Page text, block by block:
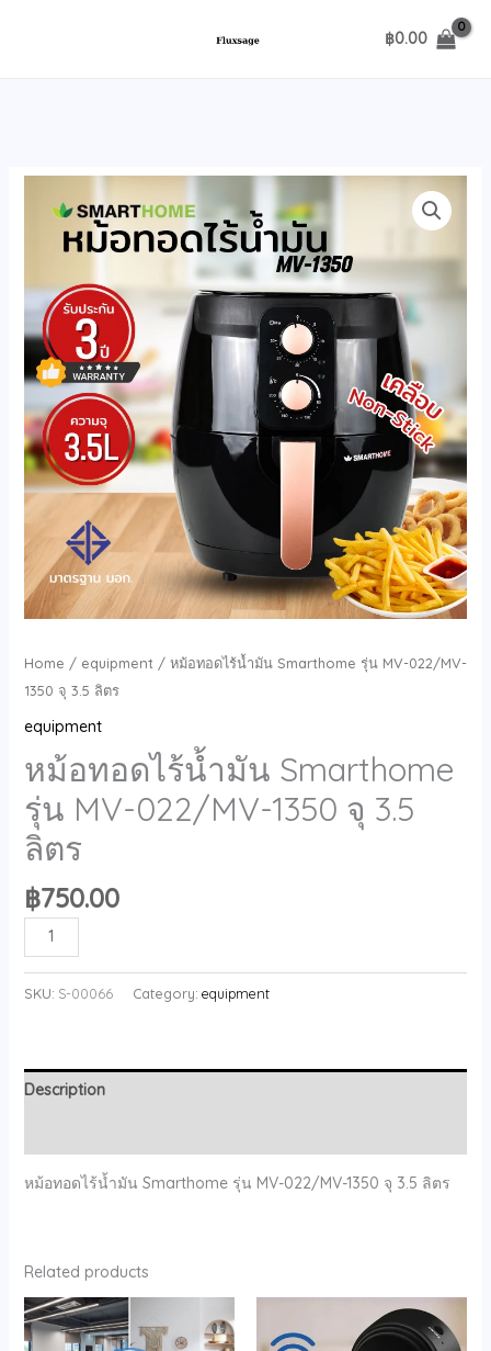
฿0.00
Home / equipment/ หม้อทอดไร้น้ำมัน Smarthome รุ่น MV-022/MV-
1350 จุ 3.5 ลิตร
equipment
หม้อทอดไร้น้ำมัน Smarthome
รุ่น MV-022/MV-1350 จุ 3.5
ลิตร
฿750.00
หม้อ
ทอด
ไร้
รุ่น
MV-
จุ
SKU: S-00066 Category: equipment
Description
หม้อทอดไร้น้ำมัน Smarthome รุ่น MV-022/MV-1350 จุ 3.5 ลิตร
Related products